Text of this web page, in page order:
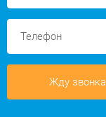
Жду звонка